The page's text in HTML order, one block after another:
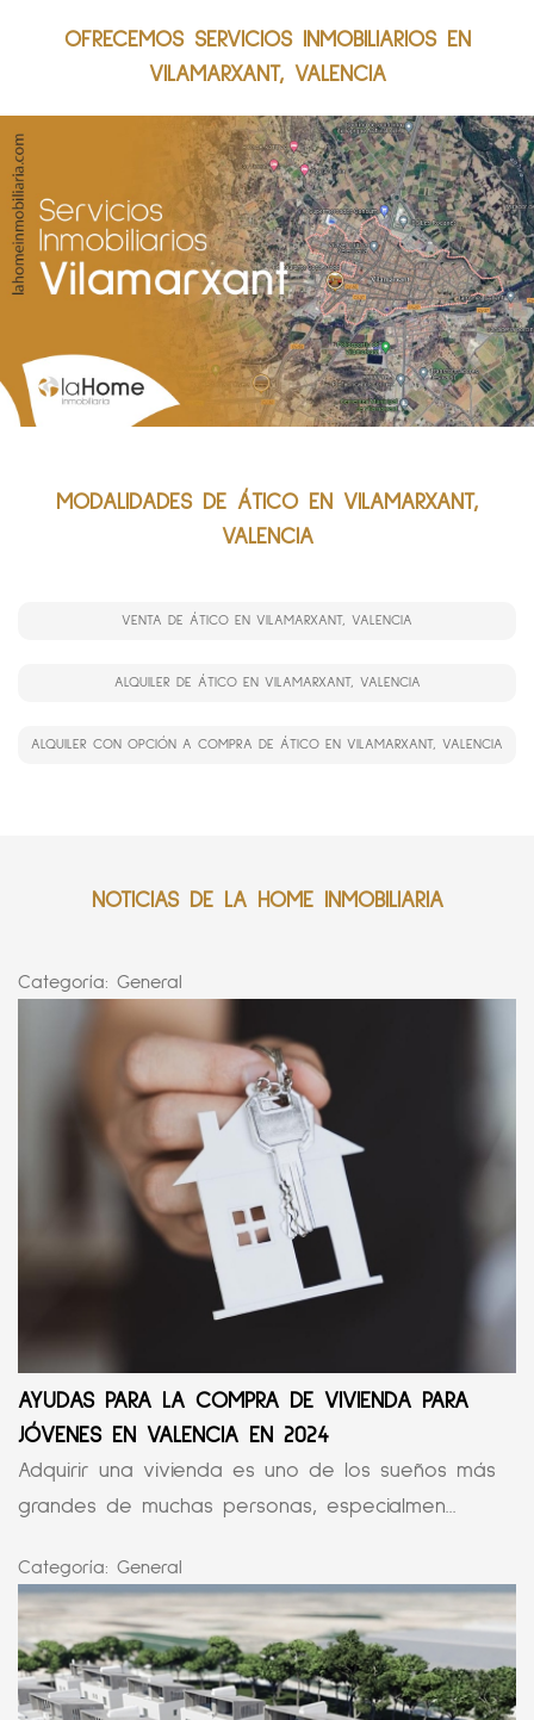
OFRECEMOS SERVICIOS INMOBILIARIOS EN
VILAMARXANT, VALENCIA
MODALIDADES DE ÁTICO EN VILAMARXANT,
VALENCIA
VENTA DE ÁTICO EN VILAMARXANT, VALENCIA
ALQUILER DE ÁTICO EN VILAMARXANT, VALENCIA
ALQUILER CON OPCIÓN A COMPRA DE ÁTICO EN VILAMARXANT, VALENCIA
NOTICIAS DE LA HOME INMOBILIARIA
Categoría: General
AYUDAS PARA LA COMPRA DE VIVIENDA PARA
JÓVENES EN VALENCIA EN 2024
Adquirir una vivienda es uno de los sueños más
grandes de muchas personas, especialmen...
Categoría: General